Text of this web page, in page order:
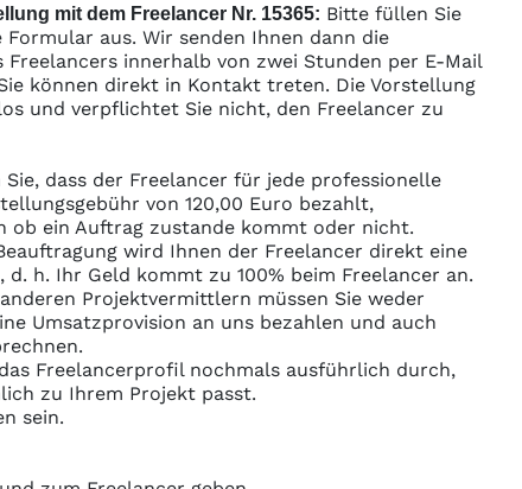
mit dem Freelancer Nr. 15365: Bitte füllen Sie
Formular aus. Wir senden Ihnen dann die
Freelancers innerhalb von zwei Stunden per E-Mail
können direkt in Kontakt treten. Die Vorstellung
und verpflichtet Sie nicht, den Freelancer zu
Sie, dass der Freelancer für jede professionelle
von 120,00 Euro bezahlt,
ob ein Auftrag zustande kommt oder nicht.
wird Ihnen der Freelancer direkt eine
d. h. Ihr Geld kommt zu 100% beim Freelancer an.
Projektvermittlern müssen Sie weder
Umsatzprovision an uns bezahlen und auch
Freelancerprofil nochmals ausführlich durch,
zu Ihrem Projekt passt.
sein.